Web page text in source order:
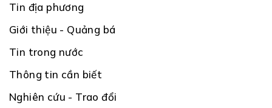
Tin địa phương
Giới thiệu - Quảng bá
Tin trong nước
Thông tin cần biết
Nghiên cứu - Trao đổi